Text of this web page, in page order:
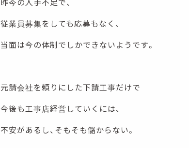
従業員募集をしても応募もなく、
当面は今の体制でしかできないようです。
元請会社を頼りにした下請工事だけで
今後も工事店経営していくには、
不安があるし、そもそも儲からない。